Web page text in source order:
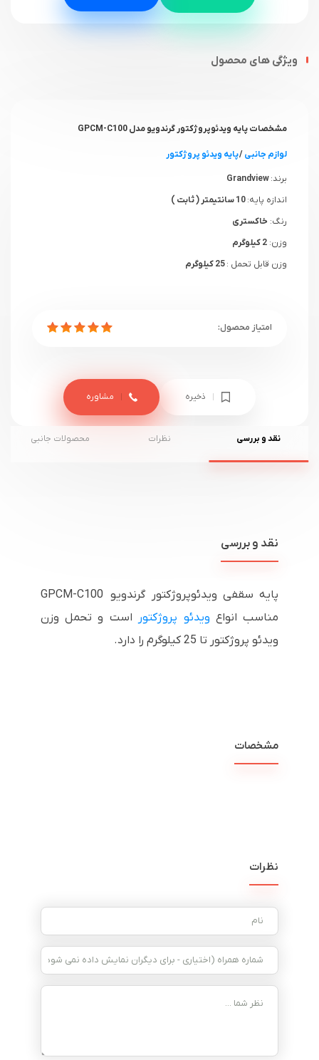
ویژگی های محصول
مشخصات پایه ویدئوپروژکتور گرندویو مدل GPCM-C100
لوازم جانبی/پایه ویدئو پروژکتور
برند:
اندازه پایه:
رنگ: خاکستری
وزن: 2 کیلوگرم
وزن قابل تحمل :
ذخیره مشاوره
نقد و بررسی نظرات محصولات جانبی
نقد و بررسی
پایه سقفی ویدئوپروژکتور گرندویو GPCM-C100
مناسب انواع ویدئو پروژکتور است و تحمل وزن
ویدئو پروژکتور تا 25 کیلوگرم را دارد.
مشخصات
نظرات